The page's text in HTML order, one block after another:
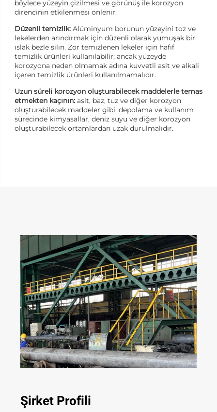
böylece yüzeyin çizilmesi ve görünüş ile korozyon
direncinin etkilenmesi önlenir.
Düzenli temizlik: Alüminyum borunun yüzeyini toz ve
lekelerden arındırmak için düzenli olarak yumuşak bir
ıslak bezle silin. Zor temizlenen lekeler için hafif
temizlik ürünleri kullanılabilir; ancak yüzeyde
korozyona neden olmamak adına kuvvetli asit ve alkali
içeren temizlik ürünleri kullanılmamalıdır.
Uzun süreli korozyon oluşturabilecek maddelerle temas
etmekten kaçının: asit, baz, tuz ve diğer korozyon
oluşturabilecek maddeler gibi; depolama ve kullanım
sürecinde kimyasallar, deniz suyu ve diğer korozyon
oluşturabilecek ortamlardan uzak durulmalıdır.
Şirket Profili